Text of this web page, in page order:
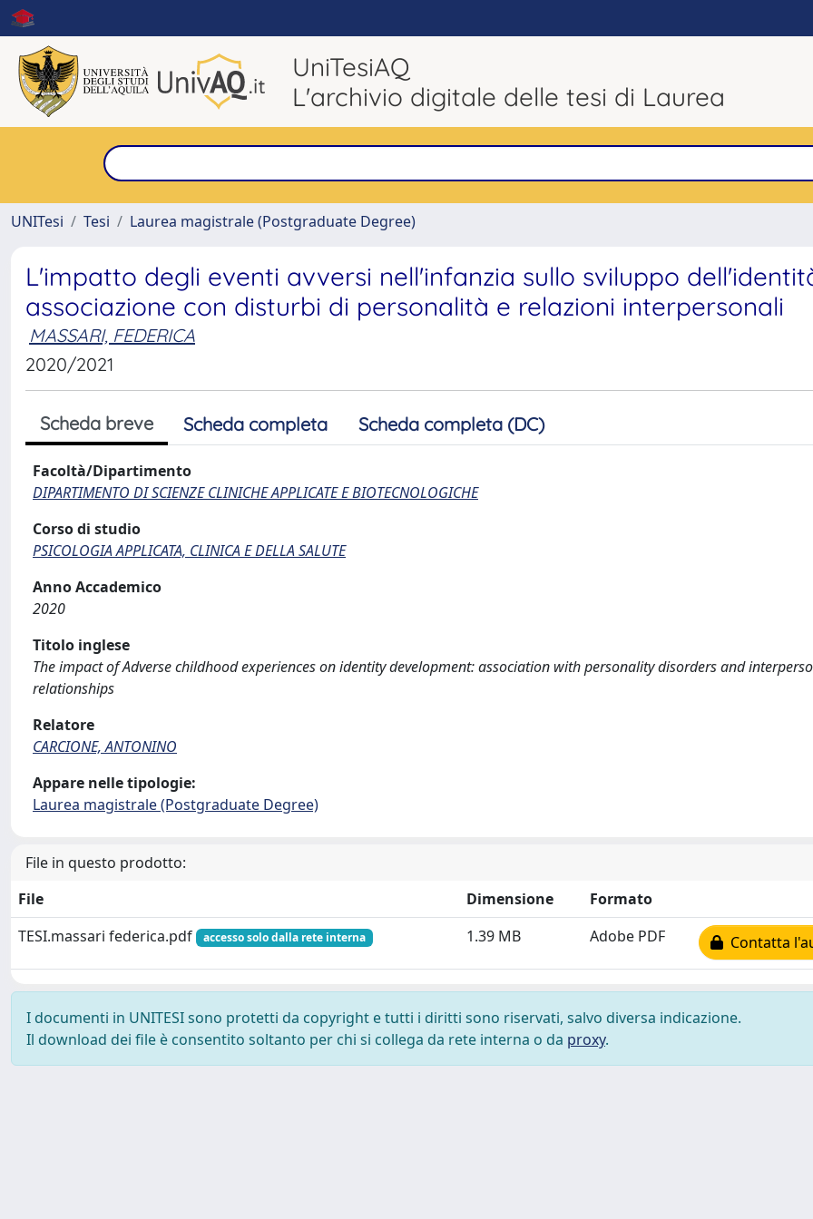
UniTesiAQ
L'archivio digitale delle tesi di Laurea
UNITesi
Tesi Laurea magistrale (Postgraduate Degree)
L'impatto degli eventi avversi nell'infanzia sullo sviluppo
associazione con disturbi di personalità e relazioni interpersonali
MASSARI, FEDERICA
2020/2021
Scheda breve Scheda completa Scheda completa (DC)
Facoltà/Dipartimento
DIPARTIMENTO DI SCIENZE CLINICHE APPLICATE E BIOTECNOLOGICHE
Corso di studio
PSICOLOGIA APPLICATA, CLINICA E DELLA SALUTE
Anno Accademico
2020
Titolo inglese
The impact of Adverse childhood experiences on identity development: association with personality disorders and
relationships
Relatore
CARCIONE, ANTONINO
Appare nelle tipologie:
Laurea magistrale (Postgraduate Degree)
File in questo prodotto:
File
Dimensione
Formato
TESI.massari federica.pdf
accesso solo dalla rete interna 1.39 MB Adobe PDF Contatta
I documenti in UNITESI sono protetti da copyright e tutti i diritti sono riservati, salvo diversa indicazione.
Il download dei file è consentito soltanto per chi si collega da rete interna o da proxy.